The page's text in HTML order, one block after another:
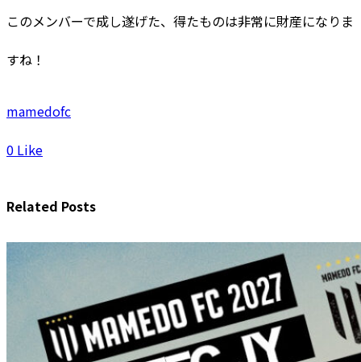
このメンバーで成し遂げた、得たものは非常に財産になりま
すね！
mamedofc
0 Like
Related Posts